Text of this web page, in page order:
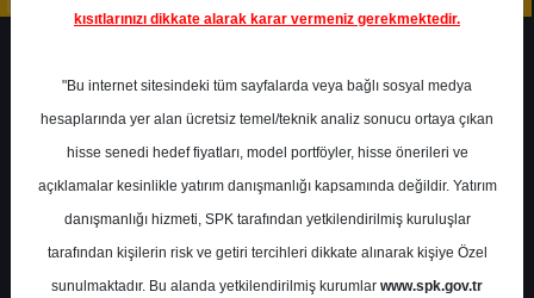
Ana Sayfa
Raporlar
Allbatross Portföy
Rapor Detay
BIMAS - Teknik Analiz
Allbatross Portföy 27 Eylül 2024
kısıtlarınızı dikkate alarak karar vermeniz gerekmektedir.
"Bu internet sitesindeki tüm sayfalarda veya bağlı sosyal medya
hesaplarında yer alan ücretsiz temel/teknik analiz sonucu ortaya çıkan
hisse senedi hedef fiyatları, model portföyler, hisse önerileri ve
açıklamalar kesinlikle yatırım danışmanlığı kapsamında değildir. Yatırım
danışmanlığı hizmeti, SPK tarafından yetkilendirilmiş kuruluşlar
tarafından kişilerin risk ve getiri tercihleri dikkate alınarak kişiye Özel
sunulmaktadır. Bu alanda yetkilendirilmiş kurumlar www.spk.gov.tr